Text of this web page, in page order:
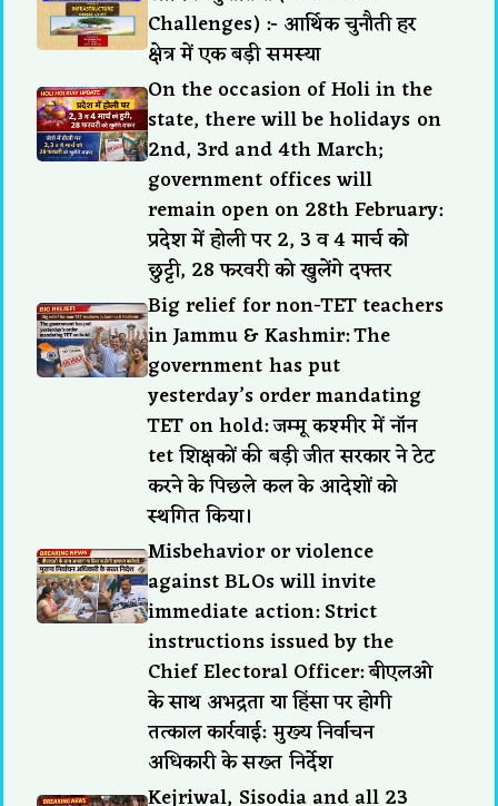
Challenges) :- आर्थिक चुनौती हर
क्षेत्र में एक बड़ी समस्या
On the occasion of Holi in the
state, there will be holidays on
2nd, 3rd and 4th March;
government offices will
remain open on 28th February:
प्रदेश में होली पर 2, 3 व 4 मार्च को
छुट्टी, 28 फरवरी को खुलेंगे दफ्तर
Big relief for non-TET teachers
in Jammu & Kashmir: The
government has put
yesterday’s order mandating
TET on hold: जम्मू कश्मीर में नॉन
tet शिक्षकों की बड़ी जीत सरकार ने टेट
करने के पिछले कल के आदेशों को
स्थगित किया।
Misbehavior or violence
against BLOs will invite
immediate action: Strict
instructions issued by the
Chief Electoral Officer: बीएलओ
के साथ अभद्रता या हिंसा पर होगी
तत्काल कार्रवाई: मुख्य निर्वाचन
अधिकारी के सख्त निर्देश
Kejriwal, Sisodia and all 23